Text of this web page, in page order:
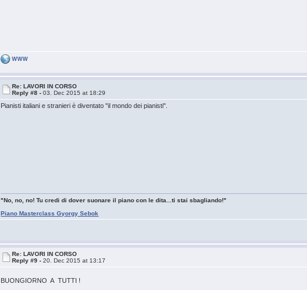
WWW
Re: LAVORI IN CORSO
Reply #8 -03. Dec 2015 at 18:29
Pianisti italiani e stranieri è diventato "il mondo dei pianisti".
"No, no, no! Tu credi di dover suonare il piano con le dita...ti stai sbagliando!"
Piano Masterclass Gyorgy Sebok
Re: LAVORI IN CORSO
Reply #9 -20. Dec 2015 at 13:17
BUONGIORNO A TUTTI !